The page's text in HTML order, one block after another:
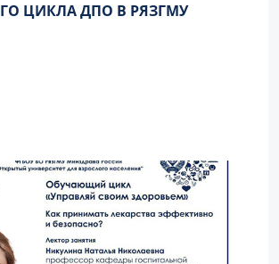
ЦИКЛА ДПО В РЯЗГМУ